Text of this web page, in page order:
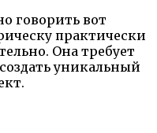
говорить вот
практически
Она требует
уникальный